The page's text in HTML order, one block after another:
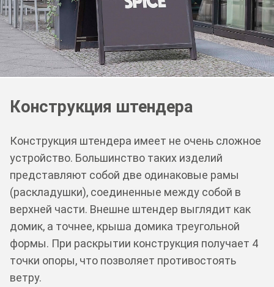
Конструкция штендера
Конструкция штендера имеет не очень сложное
устройство. Большинство таких изделий
представляют собой две одинаковые рамы
(раскладушки), соединенные между собой в
верхней части. Внешне штендер выглядит как
домик, а точнее, крыша домика треугольной
формы. При раскрытии конструкция получает 4
точки опоры, что позволяет противостоять
ветру.